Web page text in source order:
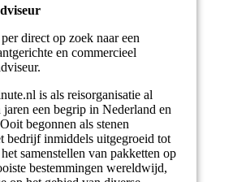
direct op zoek naar een
en commercieel
is als reisorganisatie al
een begrip in Nederland en
begonnen als stenen
bedrijf inmiddels uitgegroeid tot
samenstellen van pakketten op
bestemmingen wereldwijd,